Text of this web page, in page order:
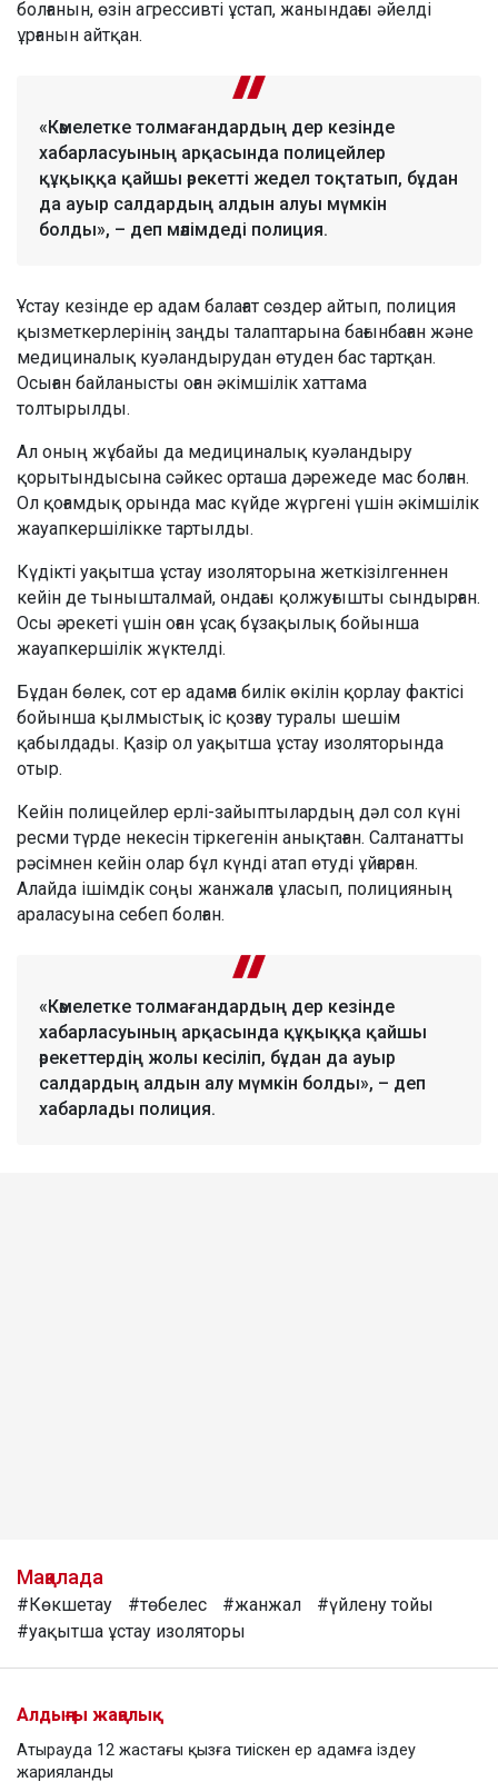
болғанын, өзін агрессивті ұстап, жанындағы әйелді
ұрғанын айтқан.
«Кәмелетке толмағандардың дер кезінде
хабарласуының арқасында полицейлер
құқыққа қайшы әрекетті жедел тоқтатып, бұдан
да ауыр салдардың алдын алуы мүмкін
болды», – деп мәлімдеді полиция.
Ұстау кезінде ер адам балағат сөздер айтып, полиция
қызметкерлерінің заңды талаптарына бағынбаған және
медициналық куәландырудан өтуден бас тартқан.
Осыған байланысты оған әкімшілік хаттама
толтырылды.
Ал оның жұбайы да медициналық куәландыру
қорытындысына сәйкес орташа дәрежеде мас болған.
Ол қоғамдық орында мас күйде жүргені үшін әкімшілік
жауапкершілікке тартылды.
Күдікті уақытша ұстау изоляторына жеткізілгеннен
кейін де тынышталмай, ондағы қолжуғышты сындырған.
Осы әрекеті үшін оған ұсақ бұзақылық бойынша
жауапкершілік жүктелді.
Бұдан бөлек, сот ер адамға билік өкілін қорлау фактісі
бойынша қылмыстық іс қозғау туралы шешім
қабылдады. Қазір ол уақытша ұстау изоляторында
отыр.
Кейін полицейлер ерлі-зайыптылардың дәл сол күні
ресми түрде некесін тіркегенін анықтаған. Салтанатты
рәсімнен кейін олар бұл күнді атап өтуді ұйғарған.
Алайда ішімдік соңы жанжалға ұласып, полицияның
араласуына себеп болған.
«Кәмелетке толмағандардың дер кезінде
хабарласуының арқасында құқыққа қайшы
әрекеттердің жолы кесіліп, бұдан да ауыр
салдардың алдын алу мүмкін болды», – деп
хабарлады полиция.
Мақалада
#Көкшетау #төбелес #жанжал
#үйлену тойы
#уақытша ұстау изоляторы
Алдыңғы жаңалық
Атырауда 12 жастағы қызға тиіскен ер адамға іздеу
жарияланды